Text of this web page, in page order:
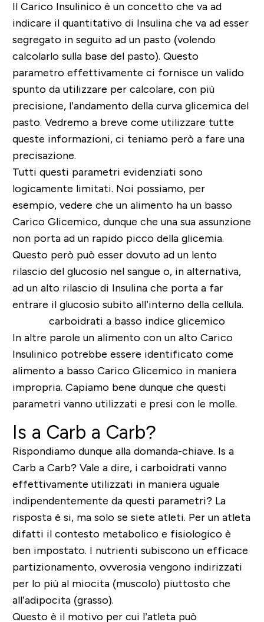
Il Carico Insulinico è un concetto che va ad
indicare il quantitativo di Insulina che va ad esser
segregatoin seguito ad un pasto (volendo
calcolarlo sulla base del pasto). Questo
parametro effettivamente ci fornisce un valido
spunto da utilizzare per calcolare, con più
precisione, l’andamento della curva glicemica del
pasto. Vedremo a breve come utilizzare tutte
queste informazioni, ci teniamo però a fare una
precisazione.
Tutti questi parametri evidenziati sono
logicamente limitati. Noi possiamo, per
esempio, vedere che un alimento ha un basso
Carico Glicemico, dunque che una sua assunzione
non porta ad un rapido picco della glicemia.
Questo però può esser dovuto ad un lento
rilascio del glucosio nel sangue o, in alternativa,
ad un alto rilascio di Insulina che porta a far
entrare il glucosio subito all’interno della cellula.
In altre parole un alimento con un alto Carico
Insulinico potrebbe essere identificato come
alimento a basso Carico Glicemico in maniera
impropria. Capiamo bene dunque che questi
parametri vanno utilizzati e presi con le molle.
Is a Carb a Carb?
Rispondiamo dunque alla domanda-chiave. Is a
Carb a Carb? Vale a dire, i carboidrati vanno
effettivamente utilizzati in maniera uguale
indipendentemente da questi parametri? La
risposta è si, ma solo se siete atleti. Per un atleta
difatti il contesto metabolico e fisiologico è
ben impostato. I nutrienti subiscono un efficace
partizionamento, ovverosia vengono indirizzati
per lo più al miocita (muscolo) piuttosto che
all’adipocita (grasso).
Questo è il motivo per cui l’atleta può